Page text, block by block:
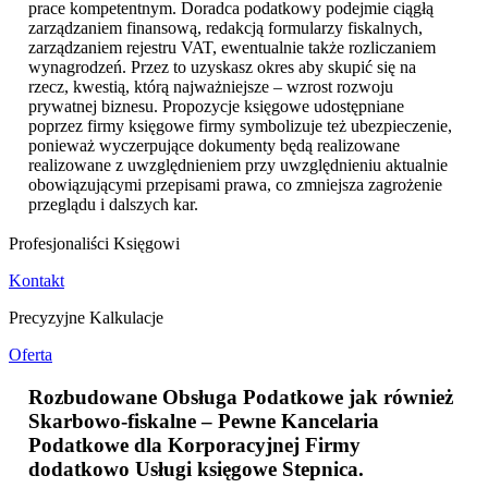
prace kompetentnym. Doradca podatkowy podejmie ciągłą
zarządzaniem finansową, redakcją formularzy fiskalnych,
zarządzaniem rejestru VAT, ewentualnie także rozliczaniem
wynagrodzeń. Przez to uzyskasz okres aby skupić się na
rzecz, kwestią, którą najważniejsze – wzrost rozwoju
prywatnej biznesu. Propozycje księgowe udostępniane
poprzez firmy księgowe firmy symbolizuje też ubezpieczenie,
ponieważ wyczerpujące dokumenty będą realizowane
realizowane z uwzględnieniem przy uwzględnieniu aktualnie
obowiązującymi przepisami prawa, co zmniejsza zagrożenie
przeglądu i dalszych kar.
Profesjonaliści Księgowi
Kontakt
Precyzyjne Kalkulacje
Oferta
Rozbudowane Obsługa Podatkowe jak również
Skarbowo-fiskalne – Pewne Kancelaria
Podatkowe dla Korporacyjnej Firmy
dodatkowo Usługi księgowe Stepnica.